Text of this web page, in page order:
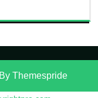
Themespride